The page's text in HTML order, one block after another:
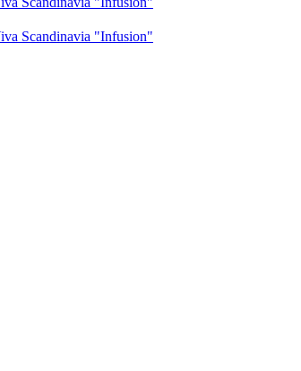
Scandinavia "Infusion"